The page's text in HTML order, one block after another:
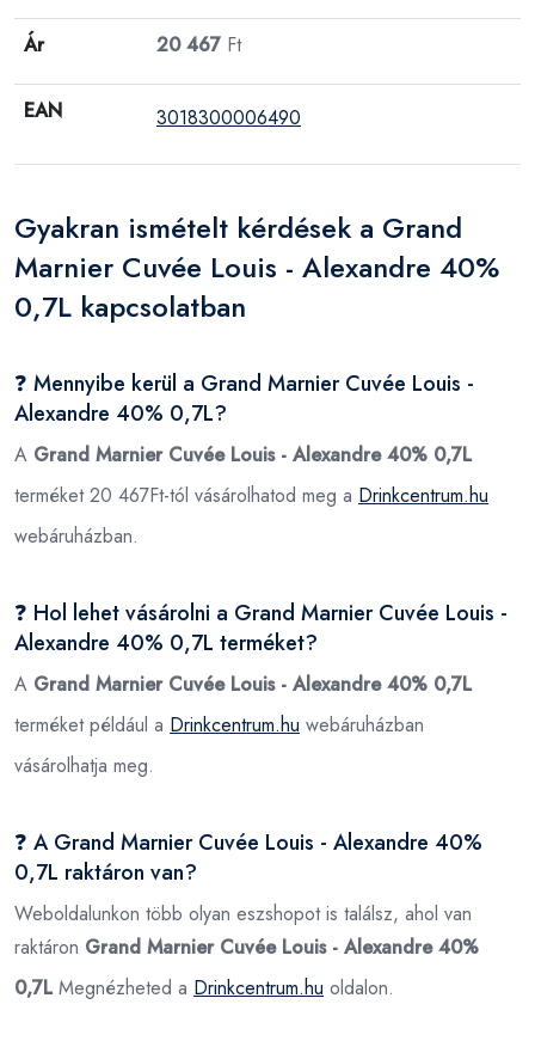
Ár 20 467 Ft
EAN 3018300006490
Gyakran ismételt kérdések a Grand
Marnier Cuvée Louis - Alexandre 40%
0,7L kapcsolatban
❓ Mennyibe kerül a Grand Marnier Cuvée Louis -
Alexandre 40% 0,7L?
A Grand Marnier Cuvée Louis - Alexandre 40% 0,7L
terméket 20 467Ft-tól vásárolhatod meg a Drinkcentrum.hu
webáruházban.
❓ Hol lehet vásárolni a Grand Marnier Cuvée Louis -
Alexandre 40% 0,7L terméket?
A Grand Marnier Cuvée Louis - Alexandre 40% 0,7L
terméket például a Drinkcentrum.hu webáruházban
vásárolhatja meg.
❓ A Grand Marnier Cuvée Louis - Alexandre 40%
0,7L raktáron van?
Weboldalunkon több olyan eszshopot is találsz, ahol van
raktáron Grand Marnier Cuvée Louis - Alexandre 40%
0,7LMegnézheted a Drinkcentrum.hu oldalon.